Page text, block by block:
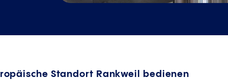
Standort Rankweil bedienen